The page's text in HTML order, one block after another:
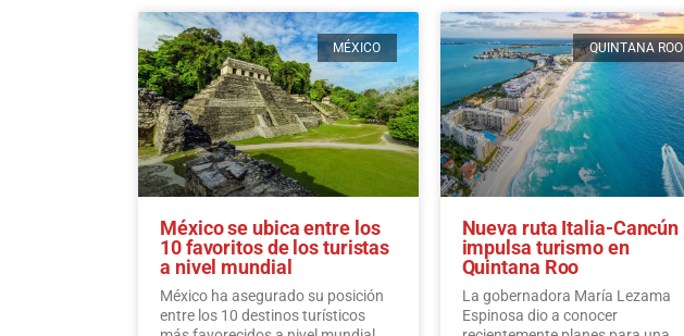
MÉXICO
México se ubica entre los
10 favoritos de los turistas
a nivel mundial
México ha asegurado su posición
entre los 10 destinos turísticos
QUINTANA ROO
Nueva ruta Italia-Cancún
impulsa turismo en
Quintana Roo
La gobernadora María Lezama
Espinosa dio a conocer